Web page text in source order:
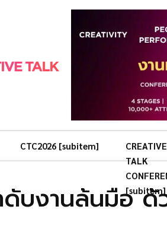
CTC2026 [subitem]
CREATIVE
TALK
[subitem]
บงานล้นมือ ด้